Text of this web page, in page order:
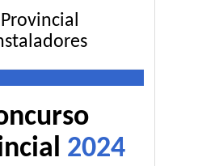
2024